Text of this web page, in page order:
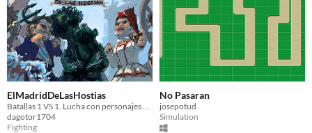
ElMadridDeLasHostias
dagotor1704
Fighting
No Pasaran
josepotud
Simulation